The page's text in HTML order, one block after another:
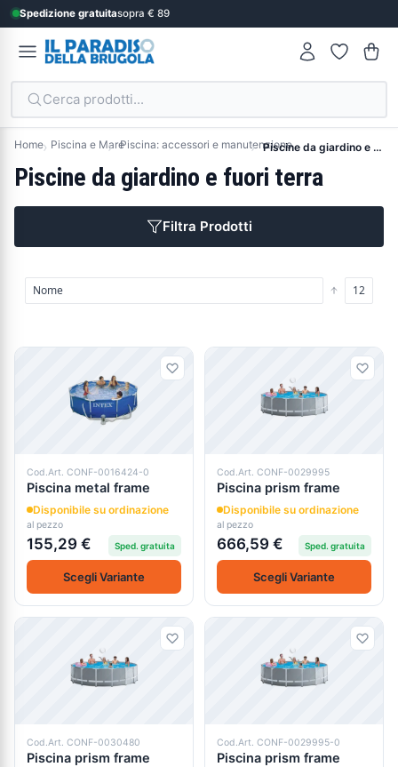
Spedizione gratuitasopra € 89
Cerca prodotti...
Home Piscina e MarePiscina: accessori e manutenzione Piscine da giardino e fuori terra
Piscine da giardino e fuori terra
Filtra Prodotti
Prodotti
Cod.Art. CONF-0016424-0
Piscina metal frame
Disponibile su ordinazione
al pezzo
155,29 € Sped. gratuita
Scegli Variante
Cod.Art. CONF-0029995
Piscina prism frame
Disponibile su ordinazione
al pezzo
666,59 € Sped. gratuita
Scegli Variante
Cod.Art. CONF-0030480
Piscina prism frame
Cod.Art. CONF-0029995-0
Piscina prism frame